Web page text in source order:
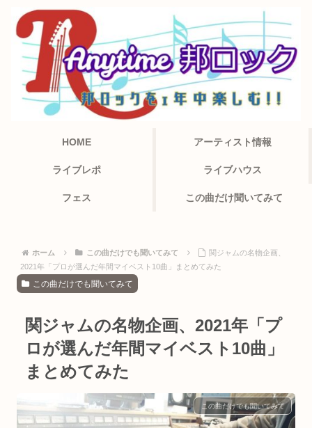
HOME アーティスト情報
ライブレポ ライブハウス
フェス この曲だけ聞いてみて
ホーム この曲だけでも聞いてみて
関ジャムの名物企画、
2021年「プロが選んだ年間マイベスト10曲」まとめてみた
この曲だけでも聞いてみて
関ジャムの名物企画、2021年「プ
ロが選んだ年間マイベスト10曲」
まとめてみた
この曲だけでも聞いてみて